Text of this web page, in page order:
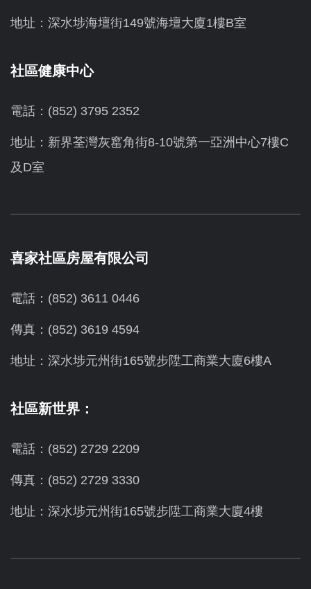
地址：深水埗海壇街149號海壇大廈1樓B室
社區健康中心
電話：(852) 3795 2352
地址：新界荃灣灰窰角街8-10號第一亞洲中心7樓C
及D室
喜家社區房屋有限公司
電話：(852) 3611 0446
傳真：(852) 3619 4594
地址： 深水埗元州街165號步陞工商業大廈6樓A
社區新世界：
電話：(852) 2729 2209
傳真：(852) 2729 3330
地址：深水埗元州街165號步陞工商業大廈4樓